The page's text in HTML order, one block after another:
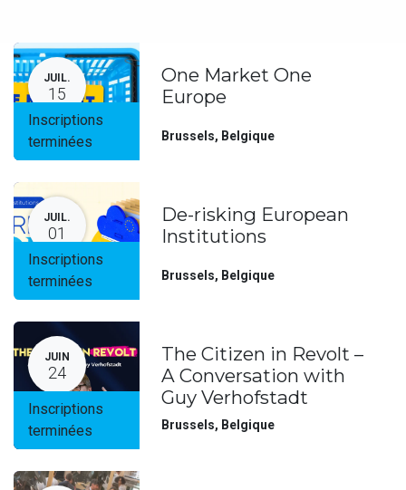
JUIL.
15
Inscriptions
terminées
One Market One
Europe
Brussels, Belgique
JUIL.
01
Inscriptions
terminées
De-risking European
Institutions
Brussels, Belgique
JUIN
24
Inscriptions
terminées
The Citizen in Revolt –
A Conversation with
Guy Verhofstadt
Brussels, Belgique